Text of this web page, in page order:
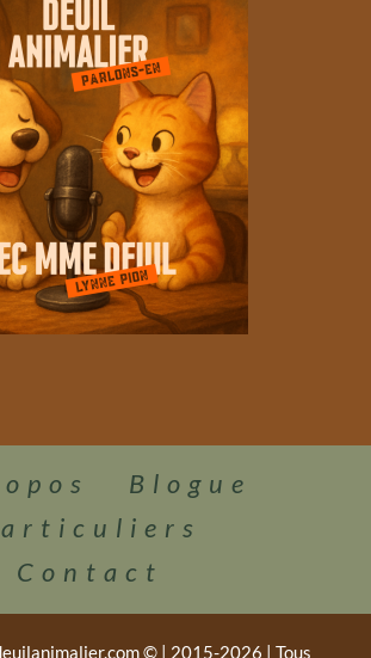
Blogue
Contact
© | 2015-2026 | Tous